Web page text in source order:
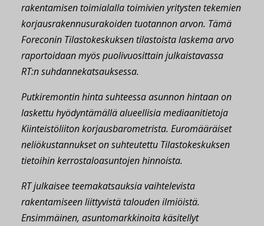
rakentamisen toimialalla toimivien yritysten tekemien
korjausrakennusurakoiden tuotannon arvon. Tämä
Foreconin Tilastokeskuksen tilastoista laskema arvo
raportoidaan myös puolivuosittain julkaistavassa
RT:n suhdannekatsauksessa.
Putkiremontin hinta suhteessa asunnon hintaan on
laskettu hyödyntämällä alueellisia mediaanitietoja
Kiinteistöliiton korjausbarometrista. Euromääräiset
neliökustannukset on suhteutettu Tilastokeskuksen
tietoihin kerrostaloasuntojen hinnoista.
RT julkaisee teemakatsauksia vaihtelevista
rakentamiseen liittyvistä talouden ilmiöistä.
Ensimmäinen, asuntomarkkinoita käsitellyt